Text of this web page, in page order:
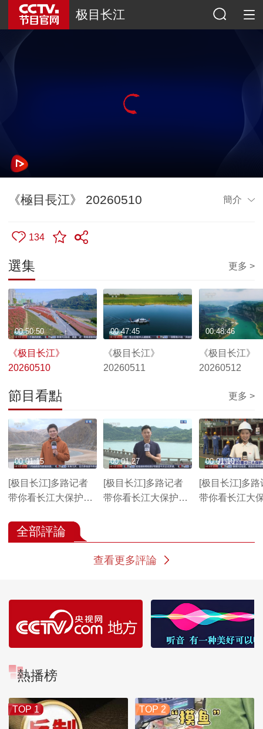
极目长江
《極目長江》 20260510 簡介
134
選集 更多 >
《极目长江》
20260510
00:50:50
《极目长江》
20260511
00:47:45
《极目长江》
20260512
00:48:46
節目看點 更多 >
[极目长江]多路记者
带你看长江大保护十
00:01:15
[极目长江]多路记者
带你看长江大保护十
00:01:27
[极目长江]多路
带你看长江大
00:01:10
全部評論
查看更多評論
熱播榜
TOP 1 TOP 2